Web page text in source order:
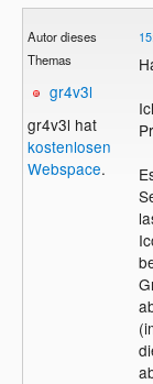
Autor dieses
Themas
gr4v3l
gr4v3l hat
kostenlosen
Webspace.